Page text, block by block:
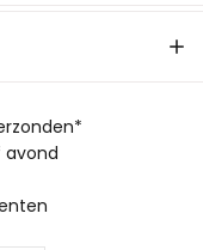
avond